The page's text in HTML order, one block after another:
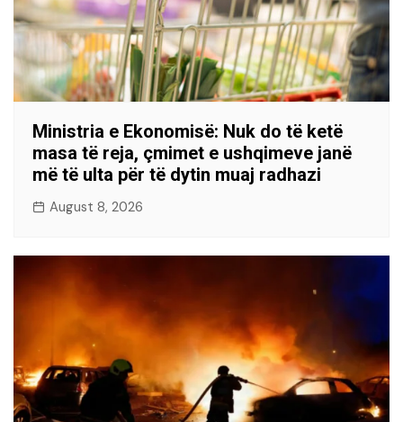
Ministria e Ekonomisë: Nuk do të ketë
masa të reja, çmimet e ushqimeve janë
më të ulta për të dytin muaj radhazi
August 8, 2026